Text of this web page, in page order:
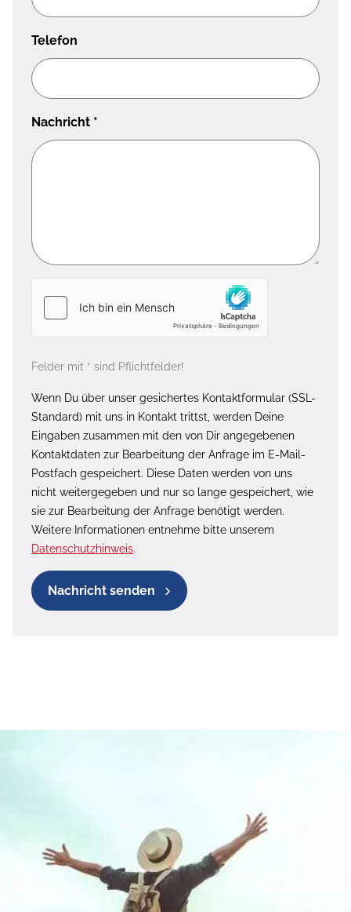
Telefon
Nachricht *
Felder mit * sind Pflichtfelder!
Wenn Du über unser gesichertes Kontaktformular (SSL-
Standard) mit uns in Kontakt trittst, werden Deine
Eingaben zusammen mit den von Dir angegebenen
Kontaktdaten zur Bearbeitung der Anfrage im E-Mail-
Postfach gespeichert. Diese Daten werden von uns
nicht weitergegeben und nur so lange gespeichert, wie
sie zur Bearbeitung der Anfrage benötigt werden.
Weitere Informationen entnehme bitte unserem
Datenschutzhinweis.
Nachricht senden